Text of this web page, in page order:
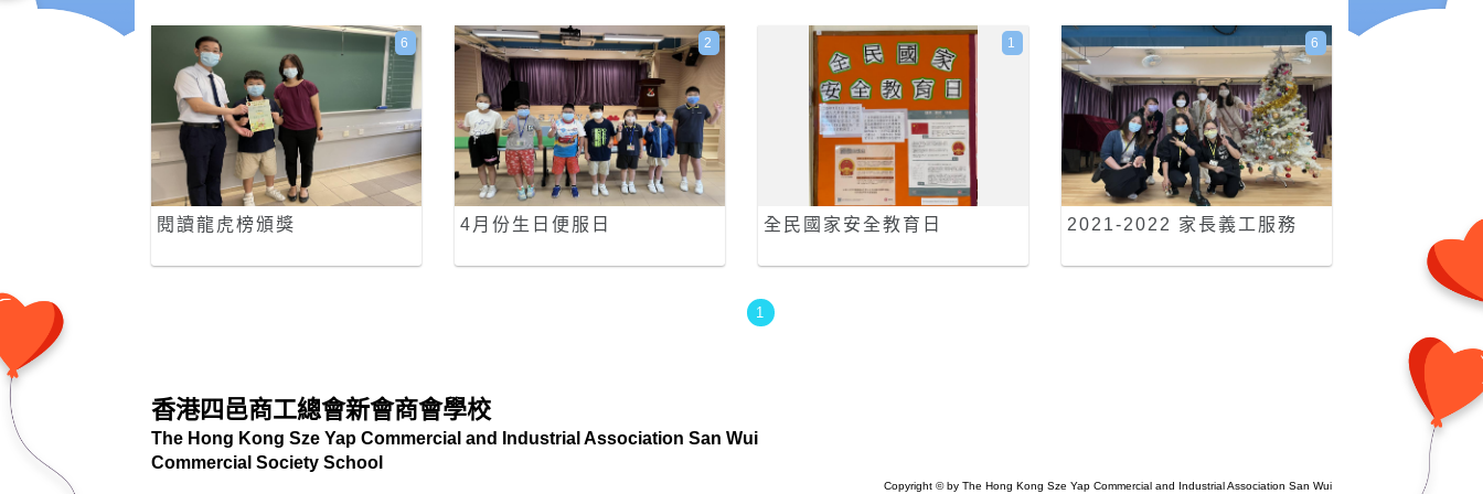
閱讀龍虎榜頒獎
6
4月份生日便服日
2
全民國家安全教育日
1
2021-2022 家長義工服務
6
1
香港四邑商工總會新會商會學校
The Hong Kong Sze Yap Commercial and Industrial Association San Wui
Commercial Society School
Copyright © by The Hong Kong Sze Yap Commercial and Industrial Association San Wui